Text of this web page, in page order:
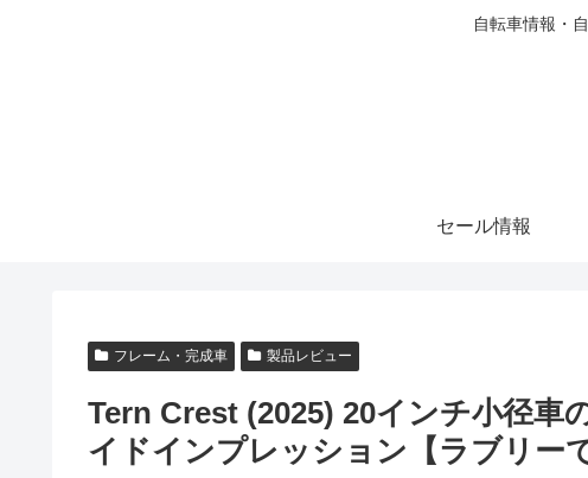
自転車情報・
セール情報
フレーム・完成車 製品レビュー
Tern Crest (2025) 20インチ小径車
イドインプレッション【ラブリー